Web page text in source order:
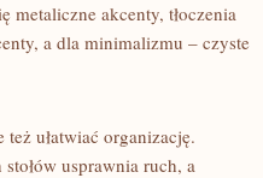
metaliczne akcenty, tłoczenia
a dla minimalizmu – czyste
ułatwiać organizację.
usprawnia ruch, a